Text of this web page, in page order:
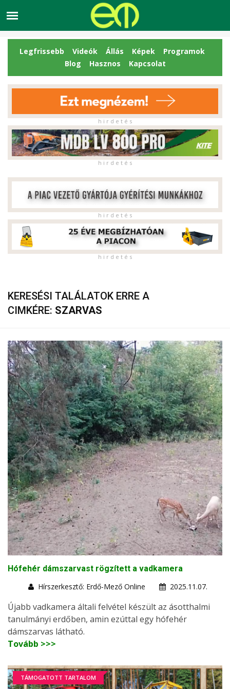
Legfrissebb Videók Állás Képek
Programok
Blog
Hasznos Kapcsolat
h i r d e t é s
h i r d e t é s
h i r d e t é s
h i r d e t é s
KERESÉSI TALÁLATOK ERRE A
CIMKÉRE: SZARVAS
Hófehér dámszarvast rögzített a vadkamera
Hírszerkesztő: Erdő-Mező Online
2025.11.07.
Újabb vadkamera általi felvétel készült az ásotthalmi
tanulmányi erdőben, amin ezúttal egy hófehér
dámszarvas látható.
Tovább >>>
TÁMOGATOTT TARTALOM